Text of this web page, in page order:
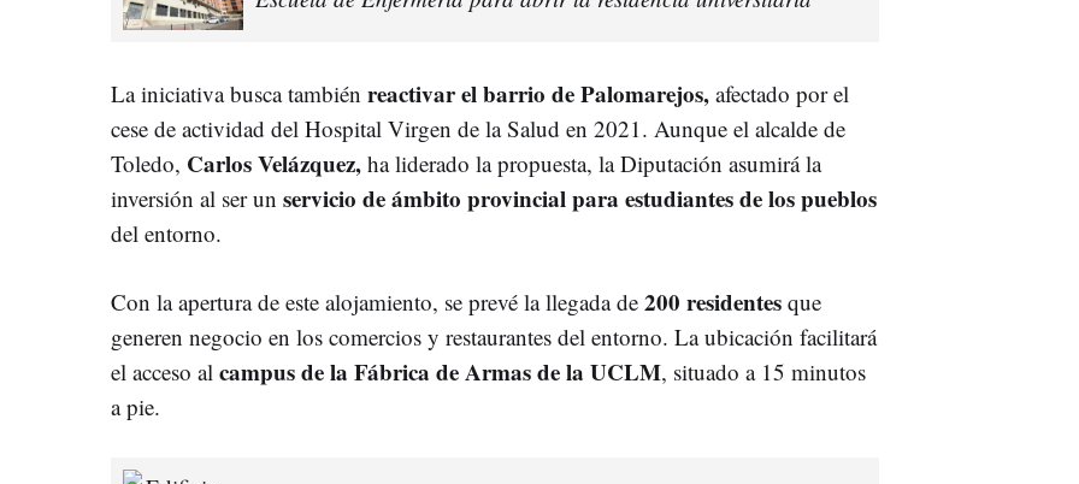
La iniciativa busca también reactivar el barrio de Palomarejos, afectado por el
cese de actividad del Hospital Virgen de la Salud en 2021. Aunque el alcalde de
Toledo, Carlos Velázquez, ha liderado la propuesta, la Diputación asumirá la
inversión al ser un servicio de ámbito provincial para estudiantes de los pueblos
del entorno.
Con la apertura de este alojamiento, se prevé la llegada de 200 residentes que
generen negocio en los comercios y restaurantes del entorno. La ubicación facilitará
el acceso al campus de la Fábrica de Armas de la UCLM, situado a 15 minutos
a pie.